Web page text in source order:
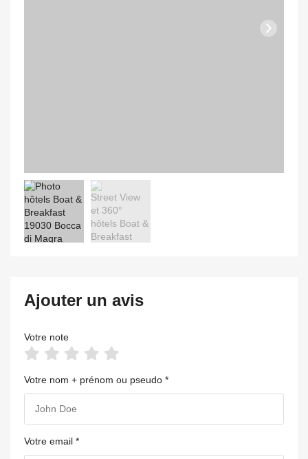
Ajouter un avis
Votre note
Votre nom + prénom ou pseudo *
Votre email *